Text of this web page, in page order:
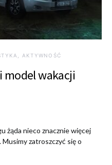
AKTYWNOŚĆ
model wakacji
żąda nieco znacznie więcej
zatroszczyć się o